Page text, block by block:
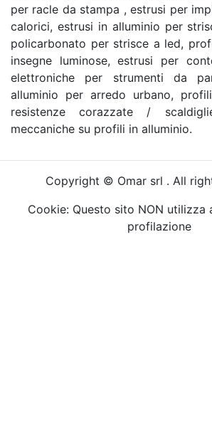
per racle da stampa , estrusi per
calorici, estrusi in alluminio per
policarbonato per strisce a led,
insegne luminose, estrusi per
elettroniche per strumenti da
alluminio per arredo urbano,
resistenze corazzate /
meccaniche su profili in alluminio.
Copyright © Omar srl . All
Cookie: Questo sito NON utilizza
profilazione